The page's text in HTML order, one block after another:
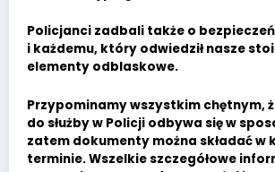
Policjanci zadbali także o
i każdemu, który odwiedził nasze
elementy odblaskowe.
Przypominamy wszystkim chętnym,
do służby w Policji odbywa się w
zatem dokumenty można składać w
terminie. Wszelkie szczegółowe